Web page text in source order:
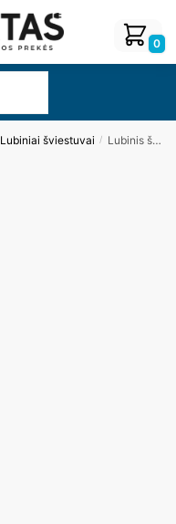
0
Lubiniai šviestuvai / Lubinis šviestuvas ORGANIC PL C0115D